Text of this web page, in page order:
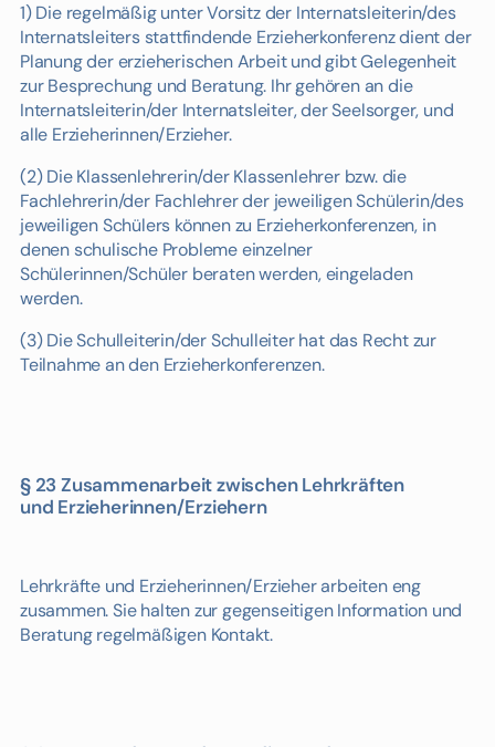
1) Die regelmäßig unter Vorsitz der Internatsleiterin/des
Internatsleiters stattfindende Erzieherkonferenz dient der
Planung der erzieherischen Arbeit und gibt Gelegenheit
zur Besprechung und Beratung. Ihr gehören an die
Internatsleiterin/der Internatsleiter, der Seelsorger, und
alle Erzieherinnen/Erzieher.
(2) Die Klassenlehrerin/der Klassenlehrer bzw. die
Fachlehrerin/der Fachlehrer der jeweiligen Schülerin/des
jeweiligen Schülers können zu Erzieherkonferenzen, in
denen schulische Probleme einzelner
Schülerinnen/Schüler beraten werden, eingeladen
werden.
(3) Die Schulleiterin/der Schulleiter hat das Recht zur
Teilnahme an den Erzieherkonferenzen.
§ 23 Zusammenarbeit zwischen Lehrkräften
und Erzieherinnen/Erziehern
Lehrkräfte und Erzieherinnen/Erzieher arbeiten eng
zusammen. Sie halten zur gegenseitigen Information und
Beratung regelmäßigen Kontakt.